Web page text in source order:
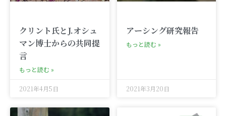
クリント氏とJ.オシュ
マン博士からの共同提
言
もっと読む »
2021年4月5日
アーシング研究報告
もっと読む »
2021年3月20日